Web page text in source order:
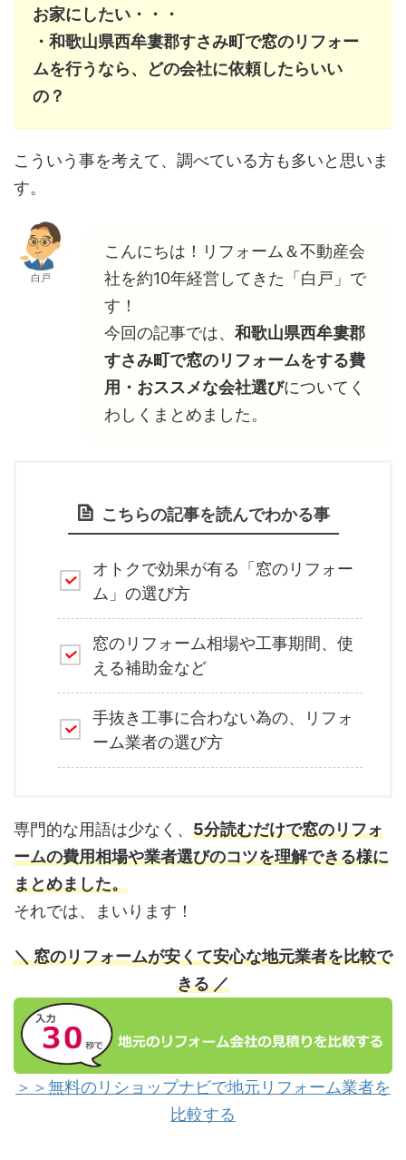
お家にしたい・・・
・和歌山県西牟婁郡すさみ町で窓のリフォー
ムを行うなら、どの会社に依頼したらいい
の？
こういう事を考えて、調べている方も多いと思いま
す。
白戸
こんにちは！リフォーム＆不動産会
社を約10年経営してきた「白戸」で
す！
今回の記事では、 和歌山県西牟婁郡
すさみ町で窓のリフォームをする費
用・おススメな会社選びについてく
わしくまとめました。
こちらの記事を読んでわかる事
オトクで効果が有る「窓のリフォー
ム」の選び方
窓のリフォーム相場や工事期間、使
える補助金など
手抜き工事に合わない為の、リフォ
ーム業者の選び方
専門的な用語は少なく、 5分読むだけで窓のリフォ
ームの費用相場や業者選びのコツを理解できる様に
まとめました。
それでは、まいります！
＼ 窓のリフォームが安くて安心な地元業者を比較で
きる ／
＞＞無料のリショップナビで地元リフォーム業者を
比較する